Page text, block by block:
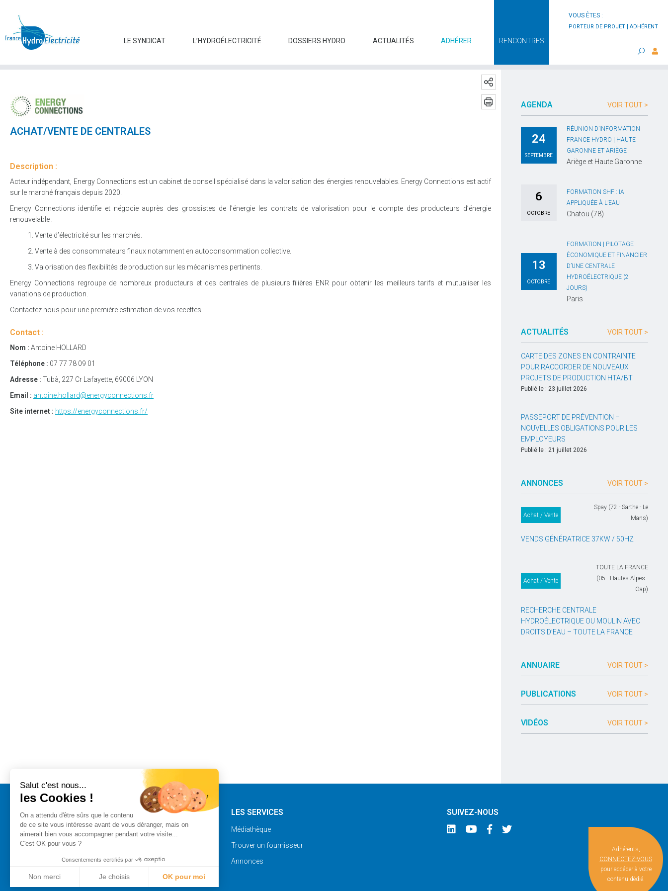
VOUS ÊTES :
PORTEUR DE PROJET ADHÉRENT
LE SYNDICAT L’HYDROÉLECTRICITÉ DOSSIERS HYDRO ACTUALITÉS ADHÉRER RENCONTRES
ACHAT/VENTE DE CENTRALES
Description :
Acteur indépendant, Energy Connections est un cabinet de conseil spécialisé dans la valorisation des énergies renouvelables. Energy Connections est actif
sur le marché français depuis 2020.
Energy Connections identifie et négocie auprès des grossistes de l’énergie les contrats de valorisation pour le compte des producteurs d’énergie
renouvelable :
Vente d’électricité sur les marchés.
Vente à des consommateurs finaux notamment en autoconsommation collective.
Valorisation des flexibilités de production sur les mécanismes pertinents.
Energy Connections regroupe de nombreux producteurs et des centrales de plusieurs filières ENR pour obtenir les meilleurs tarifs et mutualiser les
variations de production.
Contactez nous pour une première estimation de vos recettes.
Contact :
Nom : Antoine HOLLARD
Téléphone : 07 77 78 09 01
Adresse : Tubà, 227 Cr Lafayette, 69006 LYON
Email : antoine.hollard@energyconnections.fr
Site internet : https://energyconnections.fr/
AGENDA VOIR TOUT >
24
SEPTEMBRE
RÉUNION D’INFORMATION
FRANCE HYDRO | HAUTE
GARONNE ET ARIÈGE
Ariège et Haute Garonne
6
OCTOBRE
FORMATION SHF : IA
APPLIQUÉE À L’EAU
Chatou (78)
13
OCTOBRE
FORMATION | PILOTAGE
ÉCONOMIQUE ET FINANCIER
D’UNE CENTRALE
HYDROÉLECTRIQUE (2
JOURS)
Paris
ACTUALITÉS VOIR TOUT >
CARTE DES ZONES EN CONTRAINTE
POUR RACCORDER DE NOUVEAUX
PROJETS DE PRODUCTION HTA/BT
Publié le : 23 juillet 2026
PASSEPORT DE PRÉVENTION –
NOUVELLES OBLIGATIONS POUR LES
EMPLOYEURS
Publié le : 21 juillet 2026
ANNONCES VOIR TOUT >
Achat / Vente
Spay (72 - Sarthe - Le
Mans)
VENDS GÉNÉRATRICE 37KW / 50HZ
Achat / Vente
TOUTE LA FRANCE
(05 - Hautes-Alpes -
Gap)
RECHERCHE CENTRALE
HYDROÉLECTRIQUE OU MOULIN AVEC
DROITS D’EAU – TOUTE LA FRANCE
ANNUAIRE VOIR TOUT >
PUBLICATIONS VOIR TOUT >
VIDÉOS VOIR TOUT >
FRANCE HYDRO ÉLECTRICITÉ
Syndicat national de la petite hydroélectricité
francehydro@france-hydro-electricite.fr
66 rue la Boétie 75008 Paris
Contactez-nous
LES SERVICES
Médiathèque
Trouver un fournisseur
Annonces
SUIVEZ-NOUS
Adhérents,
CONNECTEZ-VOUS
pour accéder à votre
contenu dédié.
Salut c'est nous...
les Cookies !
On a attendu d'être sûrs que le contenu
de ce site vous intéresse avant de vous déranger, mais on
aimerait bien vous accompagner pendant votre visite...
C'est OK pour vous ?
Consentements certifiés par
Non merci Je choisis OK pour moi